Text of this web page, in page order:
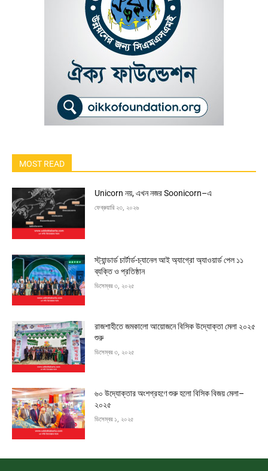
MOST READ
Unicorn নয়, এখন নজর Soonicorn–এ
ফেব্রুয়ারি ২৩, ২০২৬
স্ট্যান্ডার্ড চার্টার্ড-চ্যানেল আই অ্যাগ্রো অ্যাওয়ার্ড পেল ১১
ব্যক্তি ও প্রতিষ্ঠান
ডিসেম্বর ৩, ২০২৫
রাজশাহীতে জমকালো আয়োজনে বিসিক উদ্যোক্তা মেলা ২০২৫
শুরু
ডিসেম্বর ৩, ২০২৫
৬০ উদ্যোক্তার অংশগ্রহণে শুরু হলো বিসিক বিজয় মেলা–
২০২৫
ডিসেম্বর ১, ২০২৫